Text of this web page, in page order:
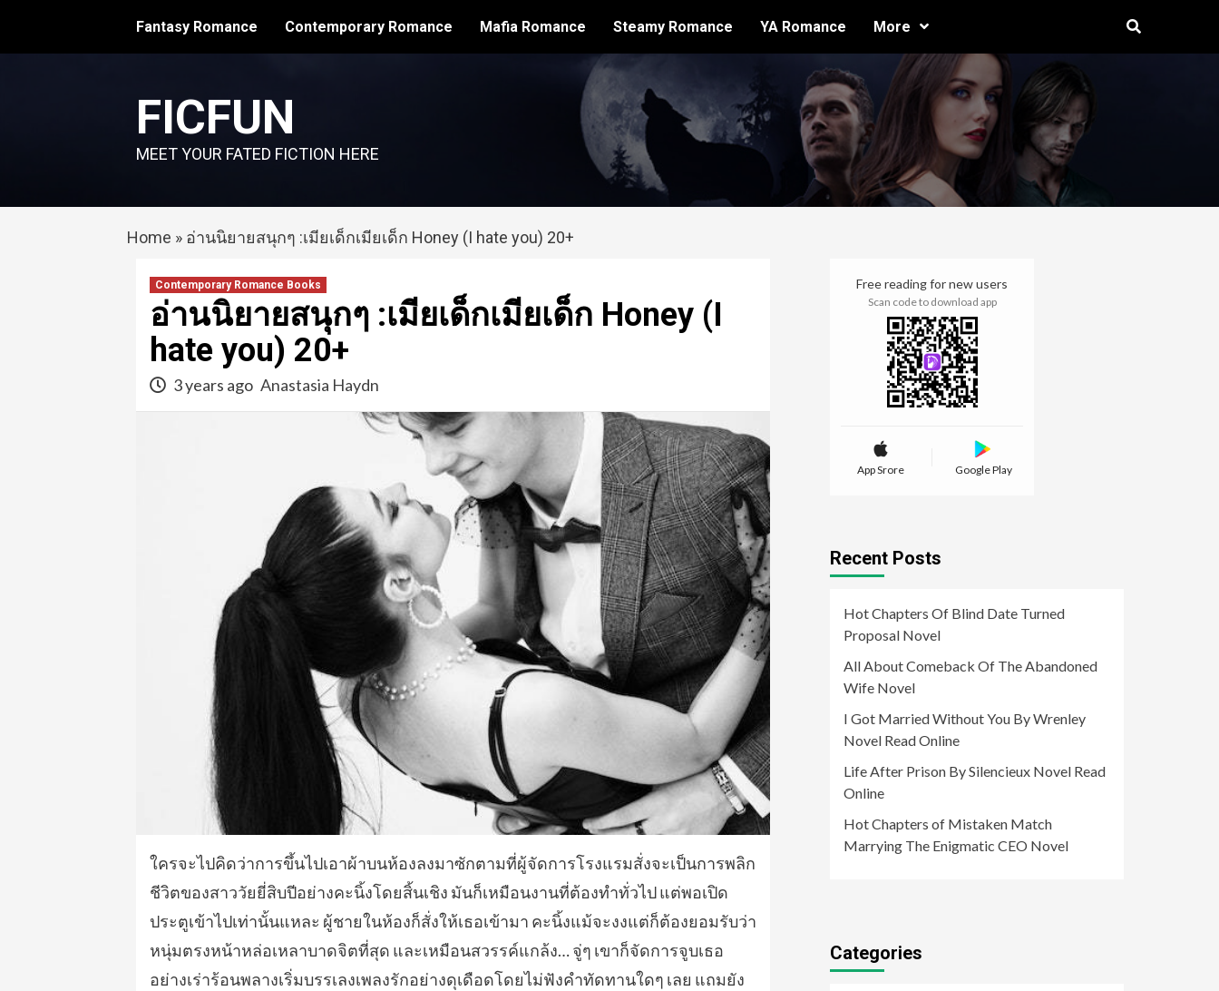
content
Fantasy Romance Contemporary Romance Mafia Romance Steamy Romance YA Romance More
FICFUN
MEET YOUR FATED FICTION HERE
Home » อ่านนิยายสนุกๆ :เมียเด็กเมียเด็ก Honey (I hate you) 20+
Contemporary Romance Books
อ่านนิยายสนุกๆ :เมียเด็กเมียเด็ก Honey (I
hate you) 20+
3 years ago Anastasia Haydn
ใครจะไปคิดว่าการขึ้นไปเอาผ้าบนห้องลงมาซักตามที่ผู้จัดการโรงแรมสั่งจะเป็นการพลิก
ชีวิตของสาววัยยี่สิบปีอย่างคะนิ้งโดยสิ้นเชิง มันก็เหมือนงานที่ต้องทำทั่วไป แต่พอเปิด
ประตูเข้าไปเท่านั้นแหละ ผู้ชายในห้องก็สั่งให้เธอเข้ามา คะนิ้งแม้จะงงแต่ก็ต้องยอมรับว่า
หนุ่มตรงหน้าหล่อเหลาบาดจิตที่สุด และเหมือนสวรรค์แกล้ง… จู่ๆ เขาก็จัดการจูบเธอ
อย่างเร่าร้อนพลางเริ่มบรรเลงเพลงรักอย่างดุเดือดโดยไม่ฟังคำทัดทานใดๆ เลย แถมยัง
Free reading for new users
Scan code to download app
App Srore Google Play
Recent Posts
Hot Chapters Of Blind Date Turned
Proposal Novel
All About Comeback Of The Abandoned
Wife Novel
I Got Married Without You By Wrenley
Novel Read Online
Life After Prison By Silencieux Novel Read
Online
Hot Chapters of Mistaken Match
Marrying The Enigmatic CEO Novel
Categories